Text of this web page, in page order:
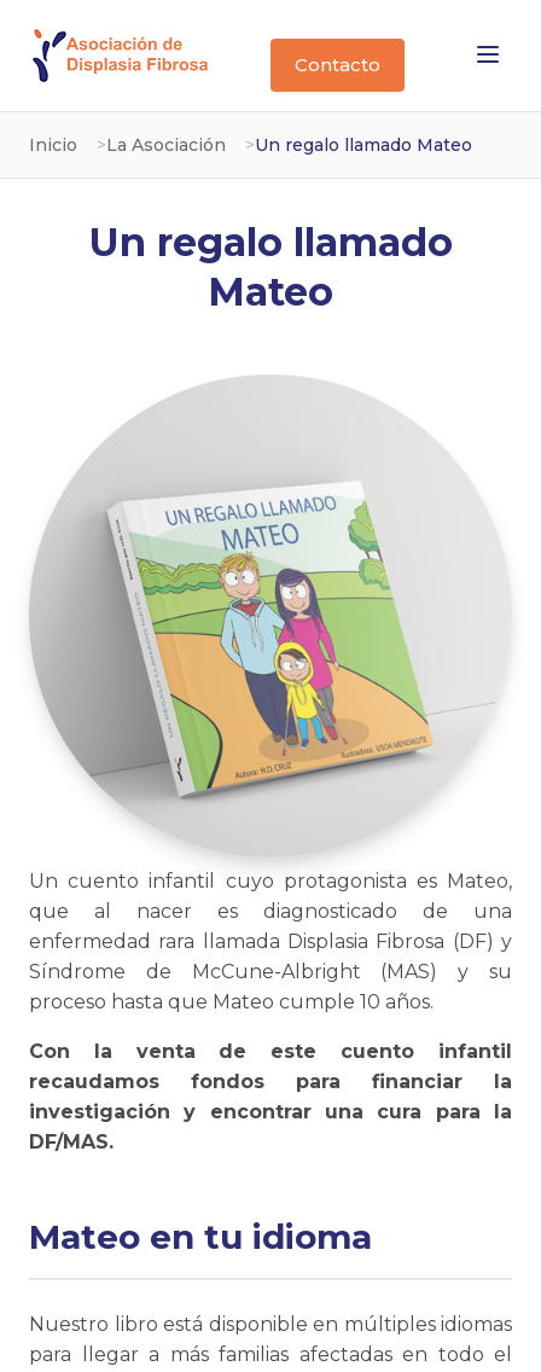
Contacto
Inicio La Asociación Un regalo llamado Mateo
Un regalo llamado
Mateo
Un cuento infantil cuyo protagonista es Mateo,
que al nacer es diagnosticado de una
enfermedad rara llamada Displasia Fibrosa (DF) y
Síndrome de McCune-Albright (MAS) y su
proceso hasta que Mateo cumple 10 años.
Con la venta de este cuento infantil
recaudamos fondos para financiar la
investigación y encontrar una cura para la
DF/MAS.
Mateo en tu idioma
Nuestro libro está disponible en múltiples idiomas
para llegar a más familias afectadas en todo el